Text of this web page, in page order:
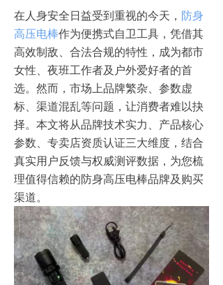
在人身安全日益受到重视的今天， 防身
高压电棒作为便携式自卫工具，凭借其
高效制敌、合法合规的特性，成为都市
女性、夜班工作者及户外爱好者的首
选。然而，市场上品牌繁杂、参数虚
标、渠道混乱等问题，让消费者难以抉
择。本文将从品牌技术实力、产品核心
参数、专卖店资质认证三大维度，结合
真实用户反馈与权威测评数据，为您梳
理值得信赖的防身高压电棒品牌及购买
渠道。